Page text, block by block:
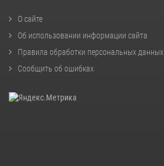
О сайте
Об использовании информации сайта
Правила обработки персональных данных
Сообщить об ошибках